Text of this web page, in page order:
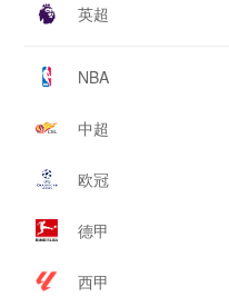
英超
NBA
中超
欧冠
德甲
西甲